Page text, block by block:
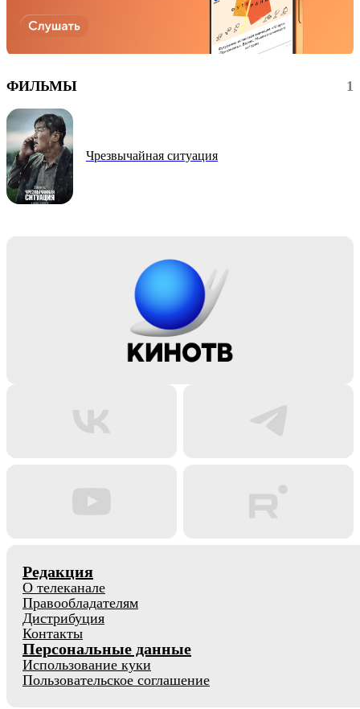
ФИЛЬМЫ 1
Чрезвычайная ситуация
Редакция
О телеканале
Правообладателям
Дистрибуция
Контакты
Персональные данные
Использование куки
Пользовательское соглашение